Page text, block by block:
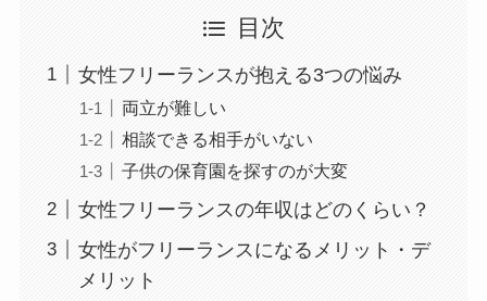
目次
女性フリーランスが抱える3つの悩み
両立が難しい
相談できる相手がいない
子供の保育園を探すのが大変
女性フリーランスの年収はどのくらい？
女性がフリーランスになるメリット・デ
メリット